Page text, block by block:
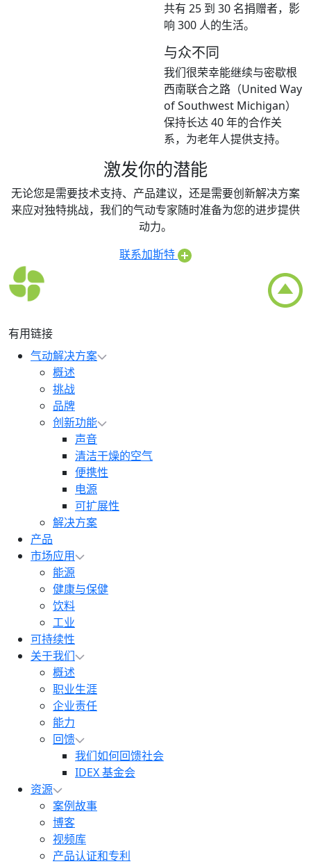
共有 25 到 30 名捐赠者，影
响 300 人的生活。
与众不同
我们很荣幸能继续与密歇根
西南联合之路（United Way
of Southwest Michigan）
保持长达 40 年的合作关
系，为老年人提供支持。
激发你的潜能
无论您是需要技术支持、产品建议，还是需要创新解决方案
来应对独特挑战，我们的气动专家随时准备为您的进步提供
动力。
联系加斯特
有用链接
气动解决方案
概述
挑战
品牌
创新功能
声音
清洁干燥的空气
便携性
电源
可扩展性
解决方案
产品
市场应用
能源
健康与保健
饮料
工业
可持续性
关于我们
概述
职业生涯
企业责任
能力
回馈
我们如何回馈社会
IDEX 基金会
资源
案例故事
博客
视频库
产品认证和专利